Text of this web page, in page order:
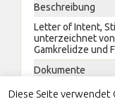
Beschreibung
Letter of Intent,
unterzeichnet
Gamkrelidze und
Dokumente
Letter of Intent,
Diese Seite verwendet